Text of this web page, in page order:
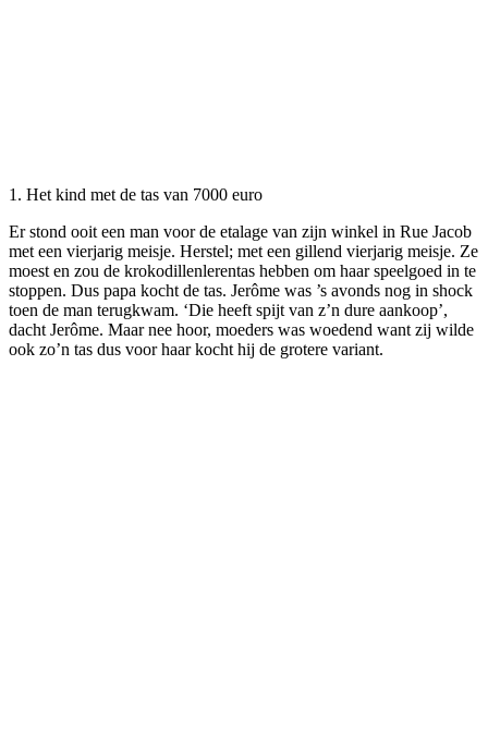
1. Het kind met de tas van 7000 euro
Er stond ooit een man voor de etalage van zijn winkel in Rue Jacob
met een vierjarig meisje. Herstel; met een gillend vierjarig meisje. Ze
moest en zou de krokodillenlerentas hebben om haar speelgoed in te
stoppen. Dus papa kocht de tas. Jerôme was ’s avonds nog in shock
toen de man terugkwam. ‘Die heeft spijt van z’n dure aankoop’,
dacht Jerôme. Maar nee hoor, moeders was woedend want zij wilde
ook zo’n tas dus voor haar kocht hij de grotere variant.